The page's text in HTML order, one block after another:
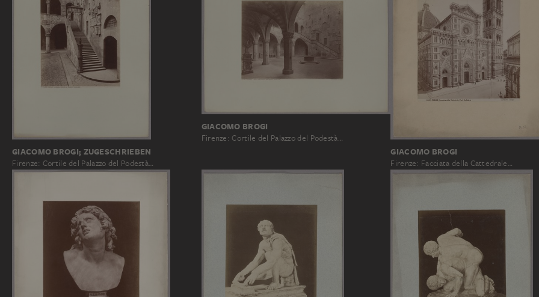
GIACOMO BROGI; ZUGESCHRIEBEN
Firenze: Cortile del Palazzo del Podestà…
GIACOMO BROGI
Firenze: Cortile del Palazzo del Podestà…
GIACOMO BROGI
Firenze: Facciata della Cattedrale…